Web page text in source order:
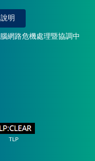
明
網路危機處理暨協調中
TLP